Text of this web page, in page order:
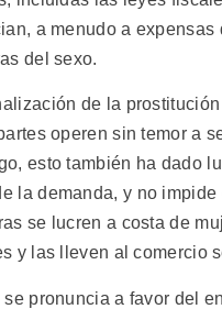
a menudo a expensas
del sexo.
de la
operen sin temor a
esto también ha dado
la demanda, y no impide
se lucren a costa de
y las lleven al comercio
se pronuncia a favor del